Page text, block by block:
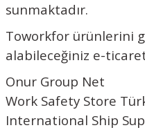
sunmaktadır.
Toworkfor ürünlerini
alabileceğiniz e-
Onur Group Net
Work Safety Store
International Ship